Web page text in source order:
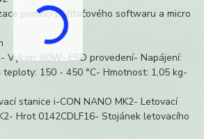
pomocí počítačového softwaru a micro
Výkon: 60W- ESD provedení- Napájení:
150 - 450 °C- Hmotnost: 1,05 kg-
stanice i-CON NANO MK2- Letovací
Hrot 0142CDLF16- Stojánek letovacího